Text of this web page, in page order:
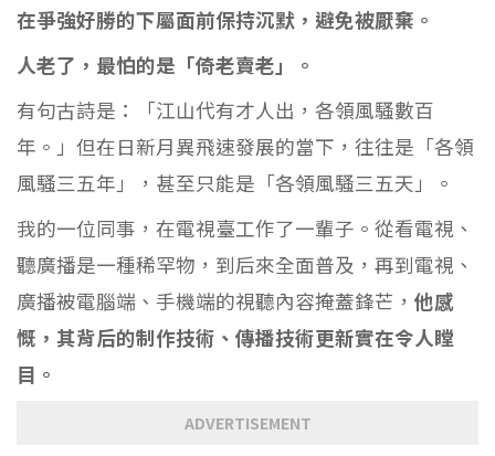
在爭強好勝的下屬面前保持沉默，避免被厭棄。
人老了，最怕的是「倚老賣老」。
有句古詩是：「江山代有才人出，各領風騷數百
年。」但在日新月異飛速發展的當下，往往是「各領
風騷三五年」，甚至只能是「各領風騷三五天」。
我的一位同事，在電視臺工作了一輩子。從看電視、
聽廣播是一種稀罕物，到后來全面普及，再到電視、
廣播被電腦端、手機端的視聽內容掩蓋鋒芒， 他感
慨，其背后的制作技術、傳播技術更新實在令人瞠
目。
ADVERTISEMENT